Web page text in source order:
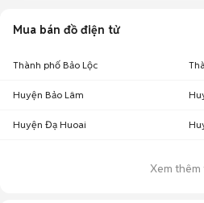
Mua bán đồ điện tử
Thành phố Bảo Lộc
Huyện Bảo Lâm
Huyện Đạ Huoai
Xem thêm